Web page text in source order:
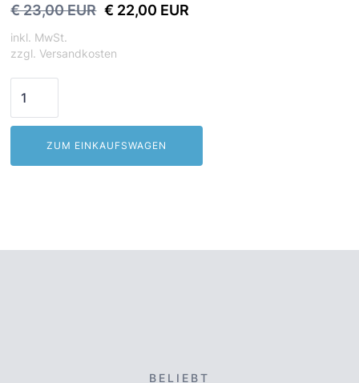
€ 23,00 EUR € 22,00 EUR
inkl. MwSt.
zzgl. Versandkosten
BELIEBT